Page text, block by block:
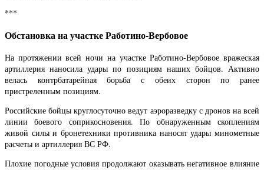
***
Обстановка на участке Работино-Вербовое
На протяжении всей ночи на участке Работино-Вербовое вражеская
артиллерия наносила удары по позициям наших бойцов. Активно
велась контрбатарейная борьба с обеих сторон по ранее
пристреленным позициям.
Российские бойцы круглосуточно ведут аэроразведку с дронов на всей
линии боевого соприкосновения. По обнаруженным скоплениям
живой силы и бронетехники противника наносят удары минометные
расчеты и артиллерия ВС РФ.
Плохие погодные условия продолжают оказывать негативное влияние